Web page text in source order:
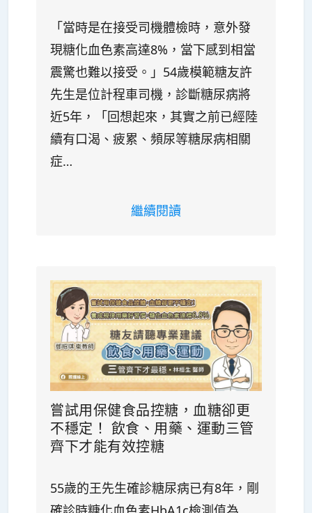
「當時是在接受司機體檢時，意外發
現糖化血色素高達8%，當下感到相當
震驚也難以接受。」54歲模範糖友許
先生是位計程車司機，診斷糖尿病將
近5年，「回想起來，其實之前已經陸
續有口渴、疲累、頻尿等糖尿病相關
症…
繼續閱讀
嘗試用保健食品控糖，血糖卻更
不穩定！ 飲食、用藥、運動三管
齊下才能有效控糖
55歲的王先生確診糖尿病已有8年，剛